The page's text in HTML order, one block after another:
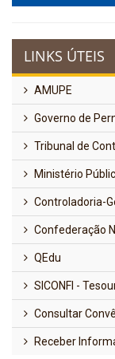
LINKS ÚTEIS
AMUPE
Governo de
Tribunal de
Ministério
Controladoria-
Confederação
QEdu
SICONFI -
Consultar
Receber